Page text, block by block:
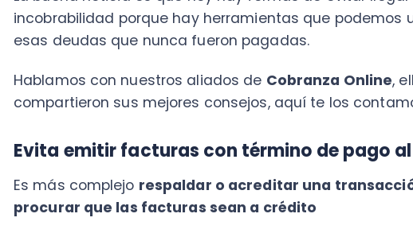
Es más complejo respaldar o acreditar una transacción al
procurar que las facturas sean a crédito
ACCEDE GRATIS A ESTA GUÍA